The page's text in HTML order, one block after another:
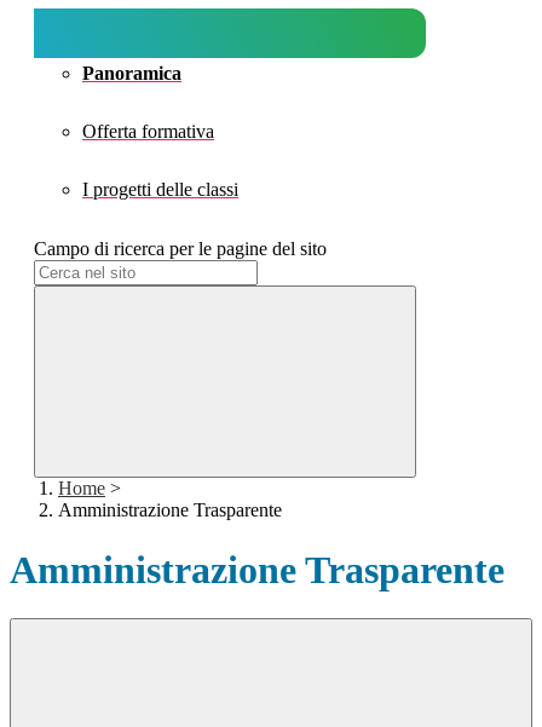
Panoramica
Offerta formativa
I progetti delle classi
Campo di ricerca per le pagine del sito
Home >
Amministrazione Trasparente
Amministrazione Trasparente